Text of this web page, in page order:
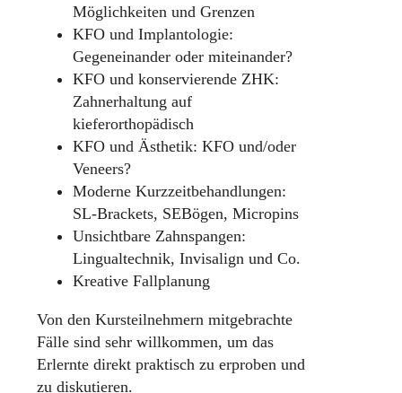
Möglichkeiten und Grenzen
KFO und Implantologie:
Gegeneinander oder miteinander?
KFO und konservierende ZHK:
Zahnerhaltung auf
kieferorthopädisch
KFO und Ästhetik: KFO und/oder
Veneers?
Moderne Kurzzeitbehandlungen:
SL-Brackets, SEBögen, Micropins
Unsichtbare Zahnspangen:
Lingualtechnik, Invisalign und Co.
Kreative Fallplanung
Von den Kursteilnehmern mitgebrachte
Fälle sind sehr willkommen, um das
Erlernte direkt praktisch zu erproben und
zu diskutieren.